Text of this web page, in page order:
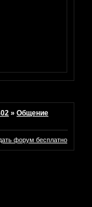
»Общение
форум бесплатно